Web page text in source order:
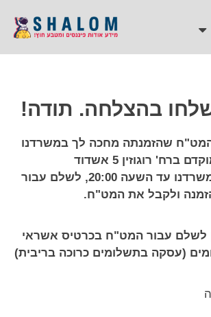
בהצלחה. תודה!
המט"ח שהזמנתה מחכה לך במשרדנו
ברח' רוגוזין 5 אשדוד
תוכלו להגיע למשרדנו עד השעה 20:00, לשלם עבור
ולקבל את המט"ח.
לשלם עבור המט"ח בכרטיס אשראי
(עסקה בתשלומים כרוכה בריבית)